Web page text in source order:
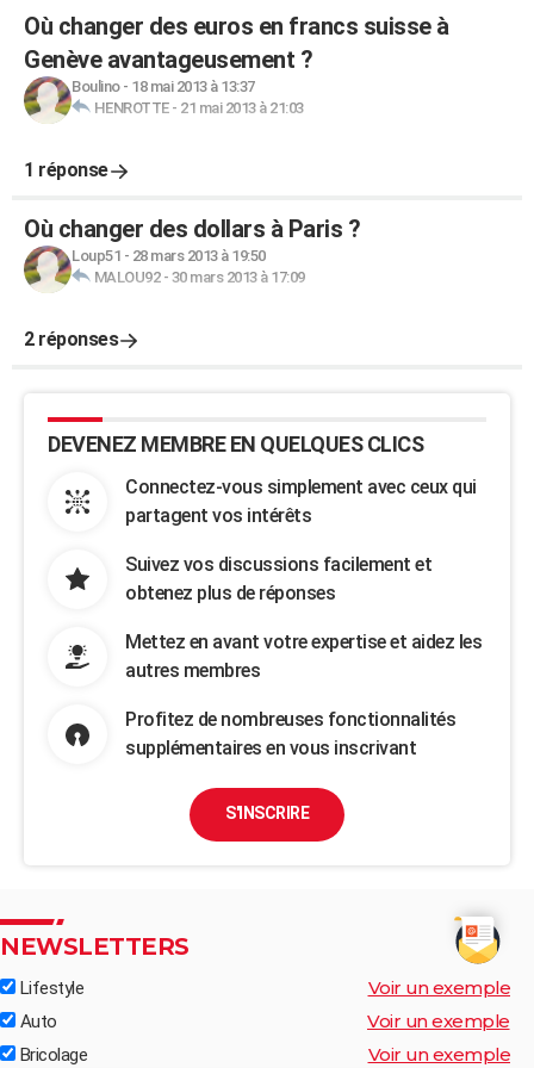
Où changer des euros en francs suisse à
Genève avantageusement ?
Boulino- 18 mai 2013 à 13:37
HENROTTE- 21 mai 2013 à 21:03
1 réponse
Où changer des dollars à Paris ?
Loup51 - 28 mars 2013 à 19:50
MALOU92- 30 mars 2013 à 17:09
2 réponses
DEVENEZ MEMBRE EN QUELQUES CLICS
Connectez-vous simplement avec ceux qui
partagent vos intérêts
Suivez vos discussions facilement et
obtenez plus de réponses
Mettez en avant votre expertise et aidez les
autres membres
Profitez de nombreuses fonctionnalités
supplémentaires en vous inscrivant
S'INSCRIRE
NEWSLETTERS
Lifestyle Voir un exemple
Auto Voir un exemple
Bricolage Voir un exemple